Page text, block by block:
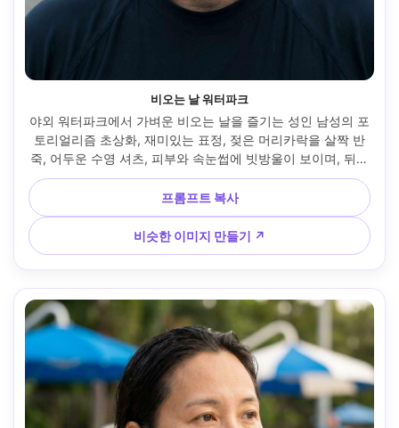
비오는 날 워터파크
야외 워터파크에서 가벼운 비오는 날을 즐기는 성인 남성의 포
토리얼리즘 초상화, 재미있는 표정, 젖은 머리카락을 살짝 반
죽, 어두운 수영 셔츠, 피부와 속눈썹에 빗방울이 보이며, 뒤쪽
에 조용한 슬라이드, 시원한 톤의 부드러운 평면 조명, 후지필
름 X-T5, 56mm f/1.2, 클로즈업 프레임, 아늑한 장난스러운 분
위기, 사실적인 물방울과 피부 질감, 깔끔한 색상 등급, 고해상
도 --ar 4:5
프롬프트 복사
비슷한 이미지 만들기 ↗